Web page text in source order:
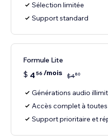
Sélection limitée
Support standard
Formule Lite
$ 4 56 /mois $480
Générations audio
Accès complet à
Support prioritaire et